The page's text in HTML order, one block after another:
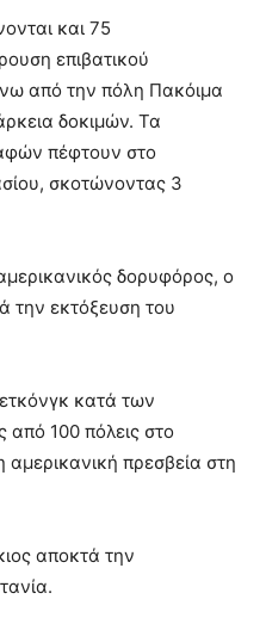
και 75
επιβατικού
από την πόλη Πακόιμα
δοκιμών. Τα
πέφτουν στο
σκοτώνοντας 3
δορυφόρος, ο
την εκτόξευση του
κατά των
από 100 πόλεις στο
αμερικανική πρεσβεία στη
αποκτά την